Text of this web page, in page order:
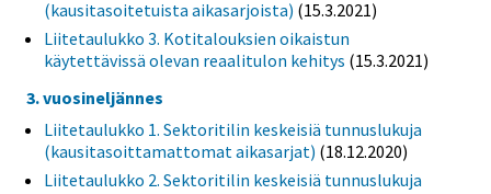
(kausitasoitetuista aikasarjoista) (15.3.2021)
Liitetaulukko 3. Kotitalouksien oikaistun
käytettävissä olevan reaalitulon kehitys (15.3.2021)
3. vuosineljännes
Liitetaulukko 1. Sektoritilin keskeisiä tunnuslukuja
(kausitasoittamattomat aikasarjat) (18.12.2020)
Liitetaulukko 2. Sektoritilin keskeisiä tunnuslukuja